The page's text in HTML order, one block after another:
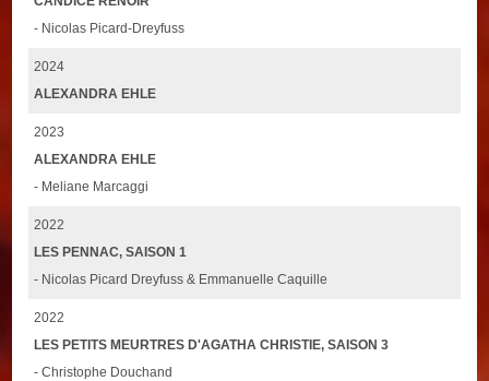
- Nicolas Picard-Dreyfuss
2024
ALEXANDRA EHLE
2023
ALEXANDRA EHLE
- Meliane Marcaggi
2022
LES PENNAC, SAISON 1
- Nicolas Picard Dreyfuss & Emmanuelle Caquille
2022
LES PETITS MEURTRES D'AGATHA CHRISTIE, SAISON 3
- Christophe Douchand